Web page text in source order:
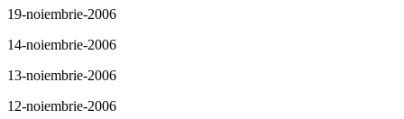
19-noiembrie-2006
14-noiembrie-2006
13-noiembrie-2006
12-noiembrie-2006